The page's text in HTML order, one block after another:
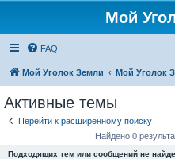
Мой
FAQ
Мой Уголок Земли Мой Уголок
Активные темы
Перейти к расширенному поиску
Найдено 0
Подходящих тем или сообщений не